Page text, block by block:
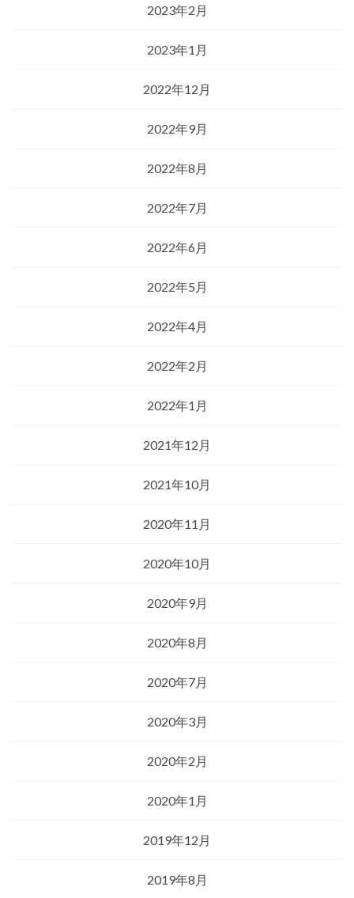
2023年2月
2023年1月
2022年12月
2022年9月
2022年8月
2022年7月
2022年6月
2022年5月
2022年4月
2022年2月
2022年1月
2021年12月
2021年10月
2020年11月
2020年10月
2020年9月
2020年8月
2020年7月
2020年3月
2020年2月
2020年1月
2019年12月
2019年8月